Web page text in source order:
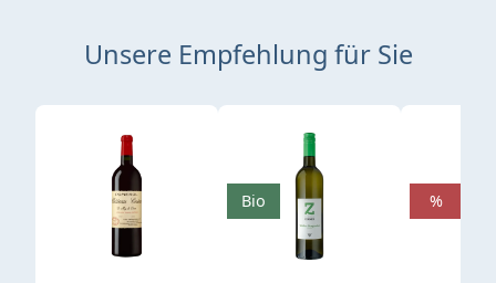
Unsere Empfehlung für Sie
Produktgalerie überspringen
Bio %